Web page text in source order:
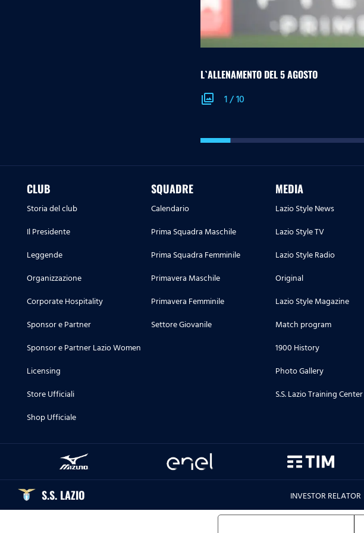
L`ALLENAMENTO DEL 5 AGOSTO
photo_library 1/10
CLUB
Storia del club
Il Presidente
Leggende
Organizzazione
Corporate Hospitality
Sponsor e Partner
Sponsor e Partner Lazio Women
Licensing
Store Ufficiali
Shop Ufficiale
SQUADRE
Calendario
Prima Squadra Maschile
Prima Squadra Femminile
Primavera Maschile
Primavera Femminile
Settore Giovanile
MEDIA
Lazio Style News
Lazio Style TV
Lazio Style Radio
Original
Lazio Style Magazine
Match program
1900 History
Photo Gallery
S.S. Lazio Training Center
S.S. LAZIO INVESTOR RELATOR